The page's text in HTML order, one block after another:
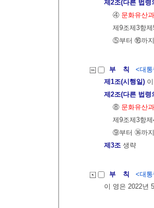
제2조(다른 법령
④ 문화유산
제9조제3항
⑤부터 ⑯까
부 칙
<대
제1조(시행일)
제2조(다른 법령
⑧ 문화유산
제9조제3항
⑨부터 ㊱까
제3조 생략
부 칙
<대
이 영은 2022년